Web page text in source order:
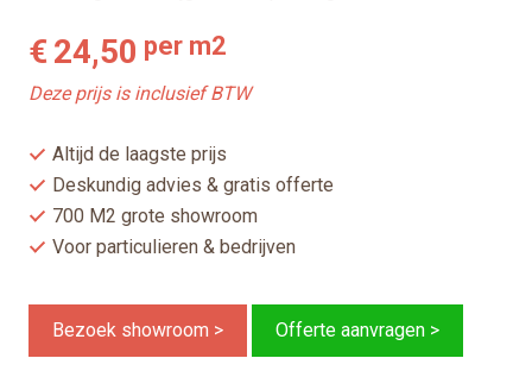
€ 24,50 per m2
Deze prijs is inclusief BTW
Altijd de laagste prijs
Deskundig advies & gratis offerte
700 M2 grote showroom
Voor particulieren & bedrijven
Bezoek showroom > Offerte aanvragen >